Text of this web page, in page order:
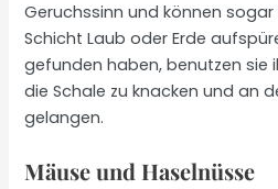
Geruchssinn und können
Schicht Laub oder Erde
gefunden haben, benutzen sie
die Schale zu knacken und an
gelangen.
Mäuse und Haselnüsse